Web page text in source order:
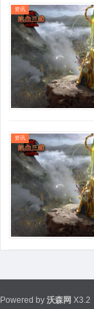
资讯
资讯
Powered by 沃森网 X3.2